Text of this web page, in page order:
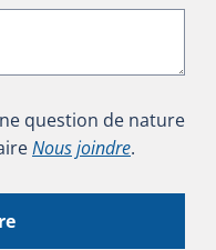
question de nature
Nous joindre.